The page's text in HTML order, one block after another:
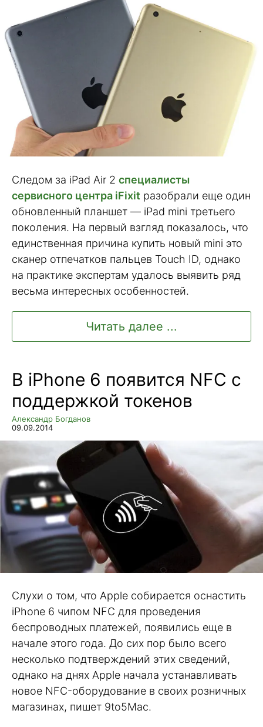
Следом за iPad Air 2 специалисты
сервисного центра iFixit разобрали еще один
обновленный планшет — iPad mini третьего
поколения. На первый взгляд показалось, что
единственная причина купить новый mini это
сканер отпечатков пальцев Touch ID, однако
на практике экспертам удалось выявить ряд
весьма интересных особенностей.
Читать далее ...
В iPhone 6 появится NFC с
поддержкой токенов
Александр Богданов
09.09.2014
Слухи о том, что Apple собирается оснастить
iPhone 6 чипом NFC для проведения
беспроводных платежей, появились еще в
начале этого года. До сих пор было всего
несколько подтверждений этих сведений,
однако на днях Apple начала устанавливать
новое NFC-оборудование в своих розничных
магазинах, пишет 9to5Mac.